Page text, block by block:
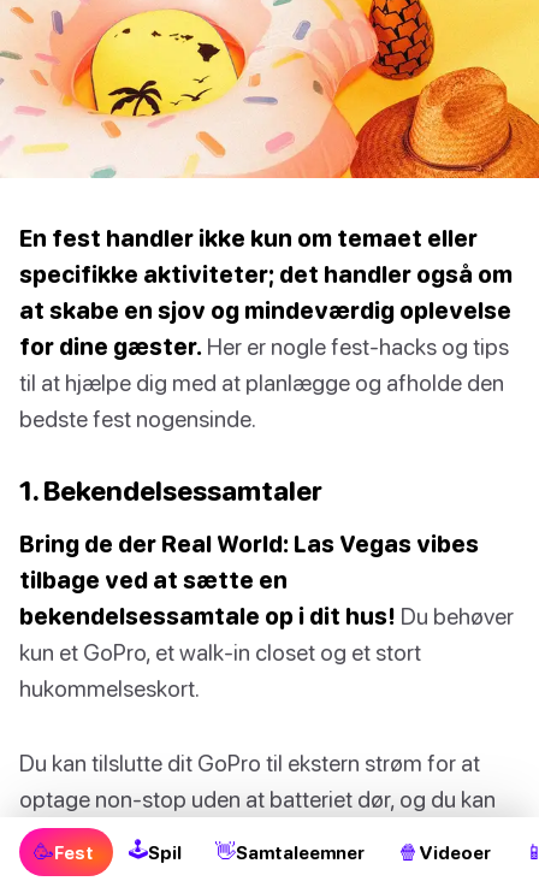
En fest handler ikke kun om temaet eller
specifikke aktiviteter; det handler også om
at skabe en sjov og mindeværdig oplevelse
for dine gæster. Her er nogle fest-hacks og tips
til at hjælpe dig med at planlægge og afholde den
bedste fest nogensinde.
1. Bekendelsessamtaler
Bring de der Real World: Las Vegas vibes
tilbage ved at sætte en
bekendelsessamtale op i dit hus! Du behøver
kun et GoPro, et walk-in closet og et stort
hukommelseskort.
Du kan tilslutte dit GoPro til ekstern strøm for at
optage non-stop uden at batteriet dør, og du kan
placere det i dit walk-in closet. Ryd derefter skabet
og hæng nogle julelys op for stemning og
🥳Fest 🕹Spil 👋Samtaleemner 🍿 Videoer